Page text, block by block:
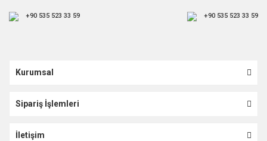
+90 535 523 33 59 +90 535 523 33 59
Kurumsal
Sipariş İşlemleri
İletişim